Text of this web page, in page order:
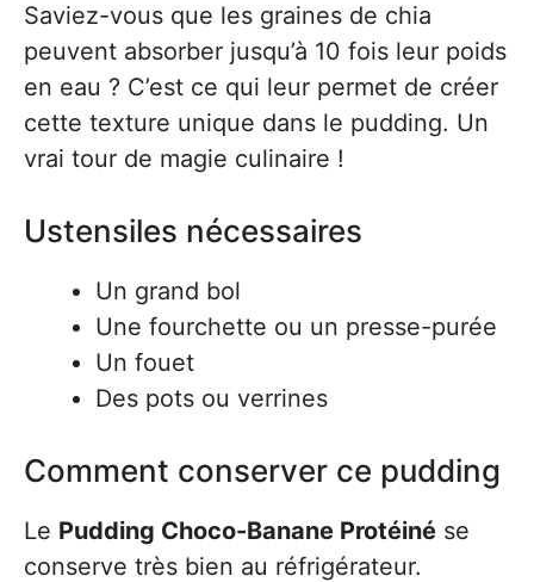
Saviez-vous que les graines de chia
peuvent absorber jusqu’à 10 fois leur poids
en eau ? C’est ce qui leur permet de créer
cette texture unique dans le pudding. Un
vrai tour de magie culinaire !
Ustensiles nécessaires
Un grand bol
Une fourchette ou un presse-purée
Un fouet
Des pots ou verrines
Comment conserver ce pudding
Le Pudding Choco-Banane Protéiné se
conserve très bien au réfrigérateur.